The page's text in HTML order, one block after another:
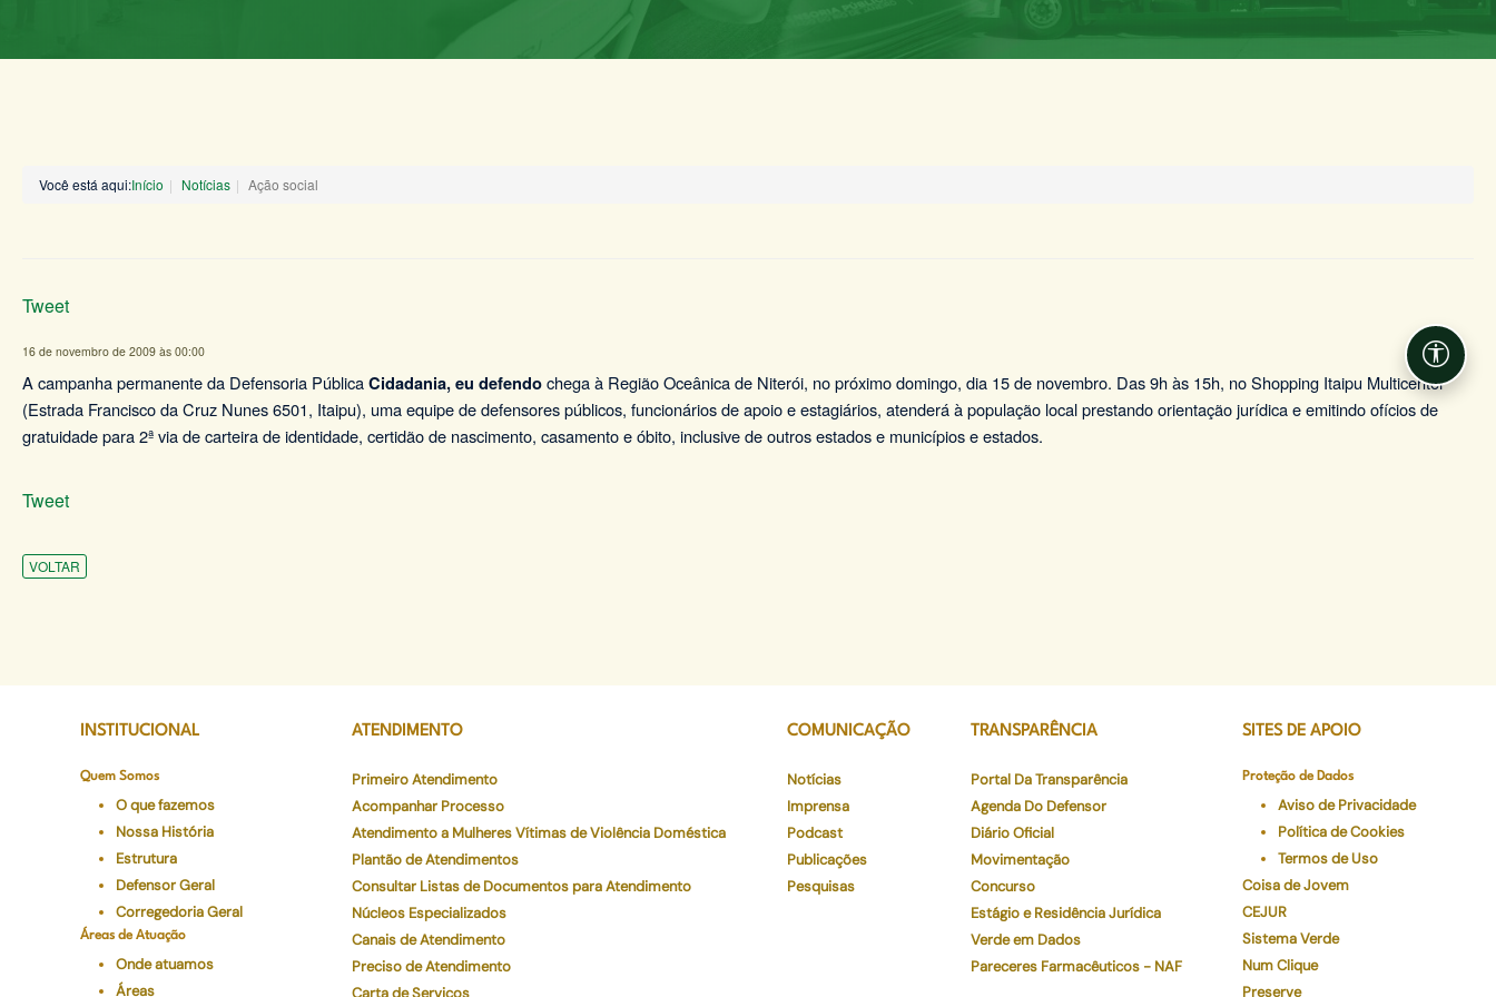
Você está aqui:Início Notícias Ação social
Tweet
16 de novembro de 2009 às 00:00
A campanha permanente da Defensoria PúblicaCidadania, eu defendochega à Região Oceânica de Niterói, no próximo domingo, dia 15 de novembro. Das 9h às 15h, no Shopping Itaipu Multicenter
(Estrada Francisco da Cruz Nunes 6501, Itaipu), uma equipe de defensores públicos, funcionários de apoio e estagiários, atenderá à população local prestando orientação jurídica e emitindo ofícios de
gratuidade para 2ª via de carteira de identidade, certidão de nascimento, casamento e óbito, inclusive de outros estados e municípios e estados.
Tweet
VOLTAR
INSTITUCIONAL
Quem Somos
O que fazemos
Nossa História
Estrutura
Defensor Geral
Corregedoria Geral
Áreas de Atuação
Onde atuamos
Áreas
ATENDIMENTO
Primeiro Atendimento
Acompanhar Processo
Atendimento a Mulheres Vítimas de Violência Doméstica
Plantão de Atendimentos
Consultar Listas de Documentos para Atendimento
Núcleos Especializados
Canais de Atendimento
Preciso de Atendimento
COMUNICAÇÃO
Notícias
Imprensa
Podcast
Publicações
Pesquisas
TRANSPARÊNCIA
Portal Da Transparência
Agenda Do Defensor
Diário Oficial
Movimentação
Concurso
Estágio e Residência Jurídica
Verde em Dados
Pareceres Farmacêuticos - NAF
SITES DE APOIO
Proteção de Dados
Aviso de Privacidade
Política de Cookies
Termos de Uso
Coisa de Jovem
CEJUR
Sistema Verde
Num Clique
Preserve